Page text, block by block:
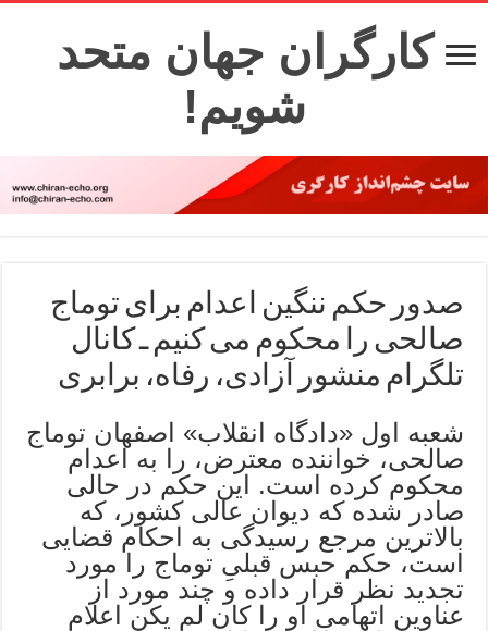
کارگران جهان متحد
شویم!
صدور حکم ننگین اعدام برای توماج
صالحی را محکوم می کنیم ـ کانال
تلگرام منشور آزادی، رفاه، برابری
شعبه اول «دادگاه انقلاب» اصفهان توماج
صالحی، خواننده معترض، را به اعدام
محکوم کرده است. این حکم در حالی
صادر شده که دیوان عالی کشور، که
بالاترین مرجع رسیدگی به احکام قضایی
است، حکم حبس قبلیِ توماج را مورد
تجدید نظر قرار داده و چند مورد از
عناوین اتهامیِ او را کان لم یکن اعلام